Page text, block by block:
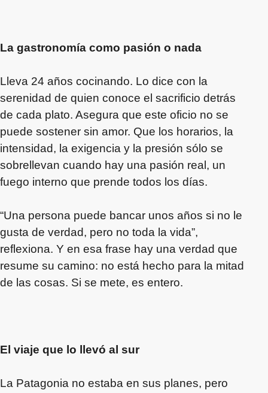
La gastronomía como pasión o nada
Lleva 24 años cocinando. Lo dice con la
serenidad de quien conoce el sacrificio detrás
de cada plato. Asegura que este oficio no se
puede sostener sin amor. Que los horarios, la
intensidad, la exigencia y la presión sólo se
sobrellevan cuando hay una pasión real, un
fuego interno que prende todos los días.
“Una persona puede bancar unos años si no le
gusta de verdad, pero no toda la vida”,
reflexiona. Y en esa frase hay una verdad que
resume su camino: no está hecho para la mitad
de las cosas. Si se mete, es entero.
El viaje que lo llevó al sur
La Patagonia no estaba en sus planes, pero